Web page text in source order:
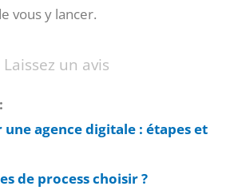
vous y lancer.
Laissez un avis
agence digitale : étapes et
de process choisir ?